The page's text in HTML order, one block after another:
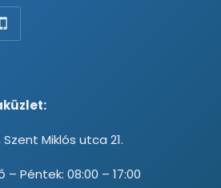
Miklós utca 21.
– Péntek: 08:00 – 17:00